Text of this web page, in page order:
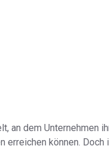
an dem Unternehmen
können. Doch